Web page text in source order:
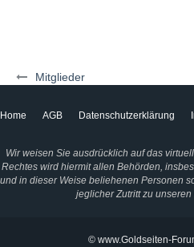
Mitglieder
Home AGB Datenschutzerklärung
Wir weisen Sie ausdrücklich auf das
Rechtes wird hiermit allen Behörden,
und in dieser Weise beliehenen Personen
jeglicher Zutritt zu
© www.Goldseiten-